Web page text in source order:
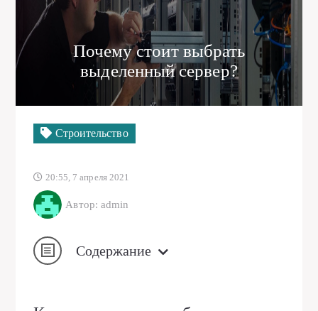
Почему стоит выбрать
выделенный сервер?
Строительство
20:55, 7 апреля 2021
Автор: admin
Содержание